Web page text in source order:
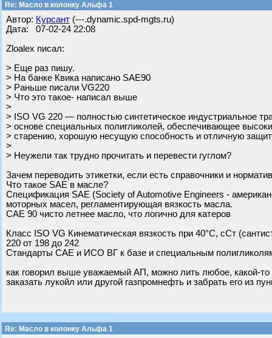
Re: Масло в колонку Альфа 1
Автор: Курсант (---.dynamic.spd-mgts.ru)
Дата: 07-02-24 22:08
Zloalex писал:
> Еще раз пишу.
> На банке Квика написано SAE90
> Раньше писали VG220
> Что это такое- написал выше
>
> ISO VG 220 — полностью синтетическое индустриальное
> основе специальных полигликолей, обеспечивающее
> старению, хорошую несущую способность и отличную
>
> Неужели так трудно прочитать и перевести гуглом?
Зачем переводить этикетки, если есть справочники и
Что такое SAE в масле?
Спецификация SAE (Society of Automotive Engineers -
моторных масел, регламентирующая вязкость масла.
САЕ 90 чисто летнее масло, что логично для катеров
Класс ISO VG Кинематическая вязкость при 40°C, сСт
220 от 198 до 242
Стандарты САЕ и ИСО ВГ к базе и специальным
как говорил выше уважаемый АП, можно лить любое, какой-
заказать лукойл или другой газпромнефть и забрать его из
Re: Масло в колонку Альфа 1